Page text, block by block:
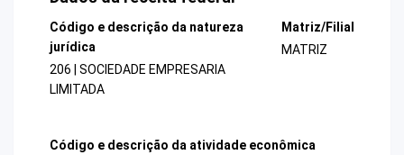
Código e descrição da natureza
jurídica
206 | SOCIEDADE EMPRESARIA
LIMITADA
Matriz/Filial
MATRIZ
Código e descrição da atividade econômica